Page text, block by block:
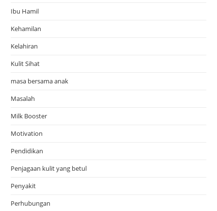
Ibu Hamil
Kehamilan
Kelahiran
Kulit Sihat
masa bersama anak
Masalah
Milk Booster
Motivation
Pendidikan
Penjagaan kulit yang betul
Penyakit
Perhubungan